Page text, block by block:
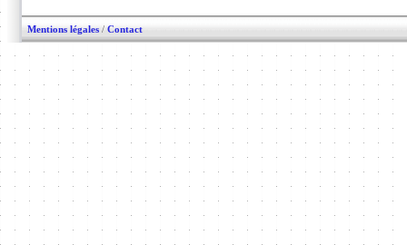
Mentions légales / Contact